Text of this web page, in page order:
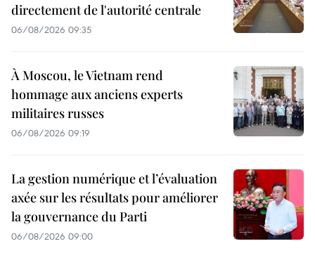
directement de l'autorité centrale
06/08/2026 09:35
À Moscou, le Vietnam rend
hommage aux anciens experts
militaires russes
06/08/2026 09:19
La gestion numérique et l’évaluation
axée sur les résultats pour améliorer
la gouvernance du Parti
06/08/2026 09:00